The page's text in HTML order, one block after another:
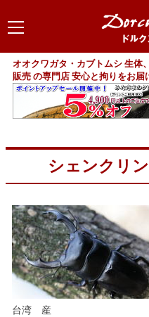
オオクワガタ・カブトムシ 生体
販売 の専門店 安心と拘りをお届
シェンクリ
台湾 産